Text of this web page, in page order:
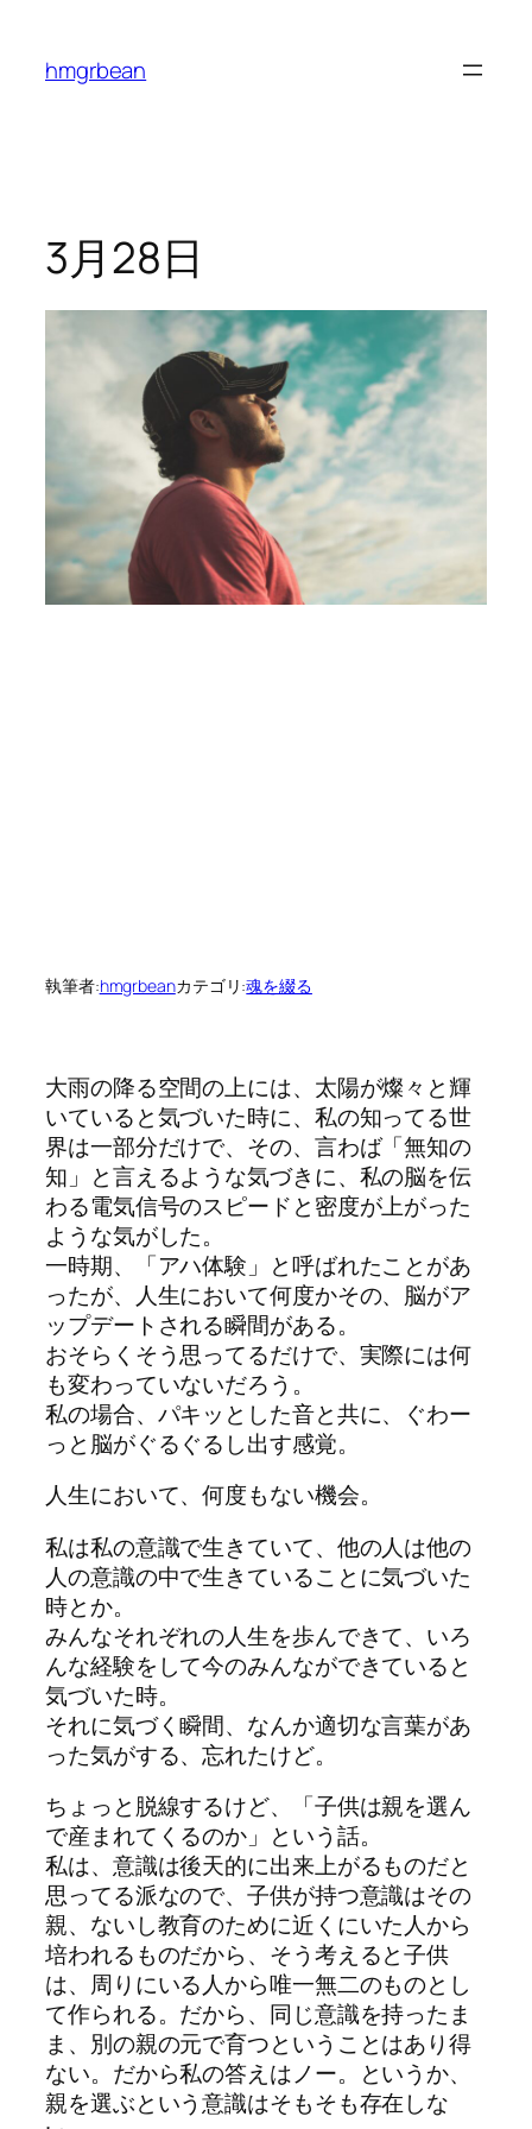
hmgrbean
3月28日
執筆者:hmgrbeanカテゴリ:魂を綴る
大雨の降る空間の上には、太陽が燦々と輝
いていると気づいた時に、私の知ってる世
界は一部分だけで、その、言わば「無知の
知」と言えるような気づきに、私の脳を伝
わる電気信号のスピードと密度が上がった
ような気がした。
一時期、「アハ体験」と呼ばれたことがあ
ったが、人生において何度かその、脳がア
ップデートされる瞬間がある。
おそらくそう思ってるだけで、実際には何
も変わっていないだろう。
私の場合、パキッとした音と共に、ぐわー
っと脳がぐるぐるし出す感覚。
人生において、何度もない機会。
私は私の意識で生きていて、他の人は他の
人の意識の中で生きていることに気づいた
時とか。
みんなそれぞれの人生を歩んできて、いろ
んな経験をして今のみんなができていると
気づいた時。
それに気づく瞬間、なんか適切な言葉があ
った気がする、忘れたけど。
ちょっと脱線するけど、「子供は親を選ん
で産まれてくるのか」という話。
私は、意識は後天的に出来上がるものだと
思ってる派なので、子供が持つ意識はその
親、ないし教育のために近くにいた人から
培われるものだから、そう考えると子供
は、周りにいる人から唯一無二のものとし
て作られる。だから、同じ意識を持ったま
ま、別の親の元で育つということはあり得
ない。だから私の答えはノー。というか、
親を選ぶという意識はそもそも存在しな